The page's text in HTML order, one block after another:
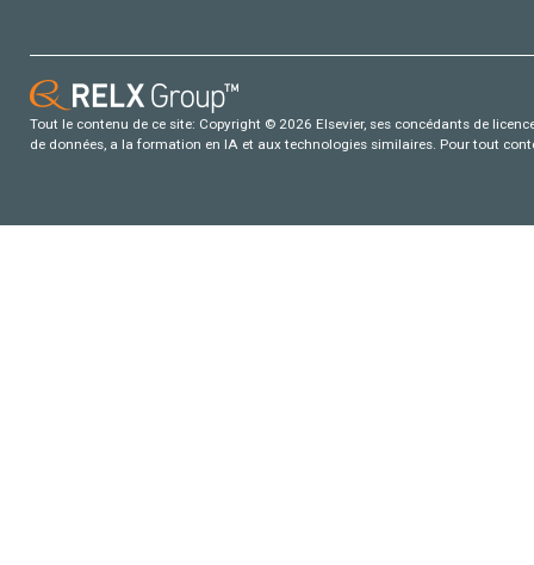
Tout le contenu de ce site: Copyright © 2026 Elsevier, ses concédants de
de données, a la formation en IA et aux technologies similaires. Pour tout